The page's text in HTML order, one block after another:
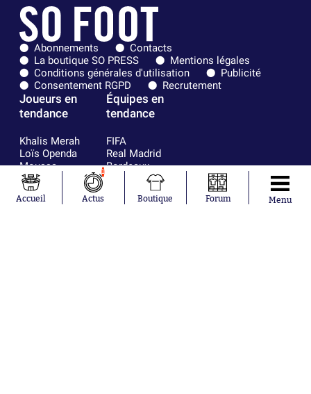
Abonnements
Contacts
La boutique SO PRESS
Mentions légales
Conditions générales d'utilisation
Publicité
Consentement RGPD
Recrutement
Joueurs en
tendance
Khalis Merah
Loïs Openda
Moussa
Niakhaté
Nicolás
Tagliafico
Équipes en
tendance
FIFA
Real Madrid
Bordeaux
Paris Saint-
Accueil
1
Actus Boutique Forum Menu